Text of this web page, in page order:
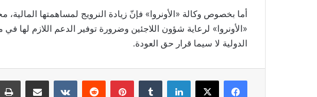
أما بخصوص وكالة «الأونروا» فإنّ زيادة النرويج لمساهمتها المالية،
«الأونروا» لرعاية شؤون اللاجئين وضرورة توفير الدعم اللازم لها
الدولية لا سيما قرار حق العودة.
فيسبوك لينكدإن بينتيريست